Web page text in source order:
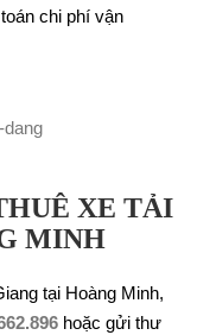
chi phí vận
XE TẢI
MINH
tại Hoàng Minh,
hoặc gửi thư